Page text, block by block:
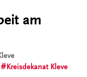
am
Kreisdekanat Kleve